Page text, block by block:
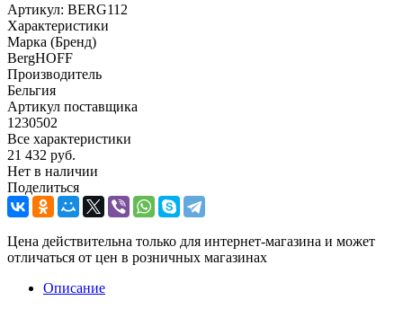
Артикул: BERG112
Характеристики
Марка (Бренд)
BergHOFF
Производитель
Бельгия
Артикул поставщика
1230502
Все характеристики
21 432 руб.
Нет в наличии
Поделиться
Цена действительна только для интернет-магазина и может
отличаться от цен в розничных магазинах
Описание